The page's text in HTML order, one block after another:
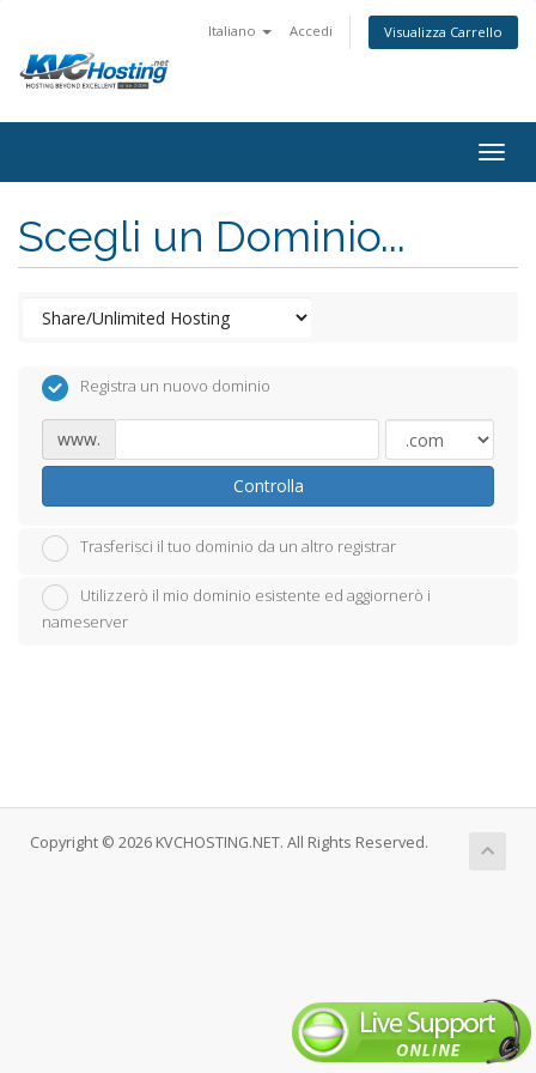
Italiano Accedi Visualizza Carrello
Scegli un Dominio...
Registra un nuovo dominio
www.
Controlla
Trasferisci il tuo dominio da un altro registrar
Utilizzerò il mio dominio esistente ed aggiornerò i
nameserver
Copyright © 2026 KVCHOSTING.NET. All Rights Reserved.